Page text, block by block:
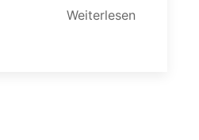
Weiterlesen